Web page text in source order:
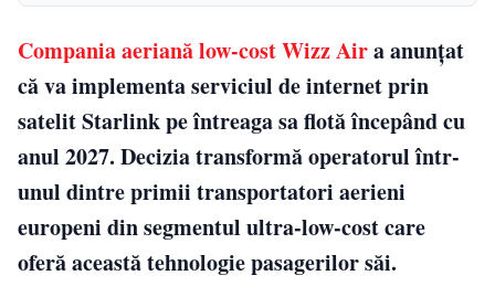
Compania aeriană low-cost Wizz Aira anunțat
că va implementa serviciul de internet prin
satelit Starlink pe întreaga sa flotă începând cu
anul 2027. Decizia transformă operatorul într-
unul dintre primii transportatori aerieni
europeni din segmentul ultra-low-cost care
oferă această tehnologie pasagerilor săi.